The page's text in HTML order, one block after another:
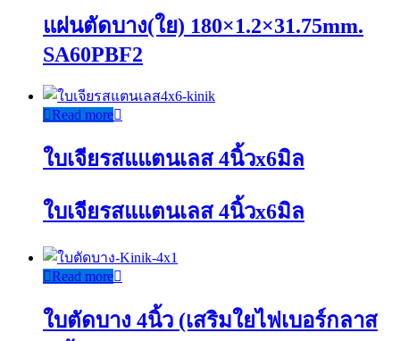
แผ่นตัดบาง(ใย) 180×1.2×31.75mm.
SA60PBF2
Read more
ใบเจียรสแแตนเลส 4นิ้วx6มิล
ใบเจียรสแแตนเลส 4นิ้วx6มิล
Read more
ใบตัดบาง 4นิ้ว (เสริมใยไฟเบอร์กลาส